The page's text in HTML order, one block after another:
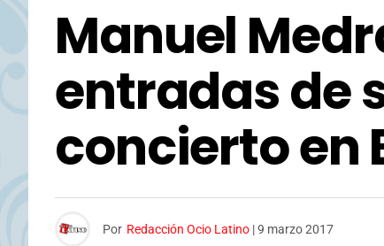
Manuel
entradas de
concierto en
Por Redacción Ocio Latino |9 marzo 2017